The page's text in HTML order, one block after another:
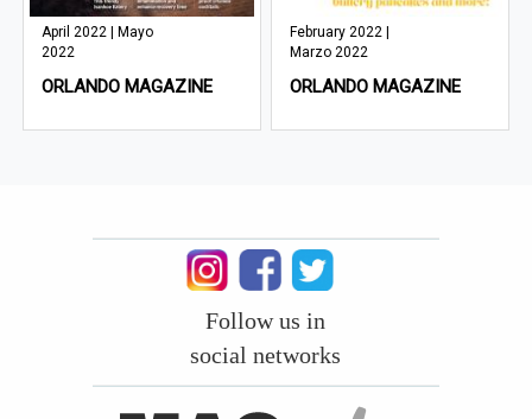
April 2022 | Mayo
2022
ORLANDO MAGAZINE
February 2022 |
Marzo 2022
ORLANDO MAGAZINE
Follow us in
social networks